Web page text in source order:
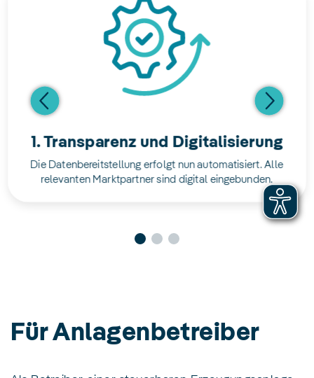
1. Transparenz und Digitalisierung
Die Datenbereitstellung erfolgt nun automatisiert. Alle
relevanten Marktpartner sind digital eingebunden.
Für Anlagenbetreiber